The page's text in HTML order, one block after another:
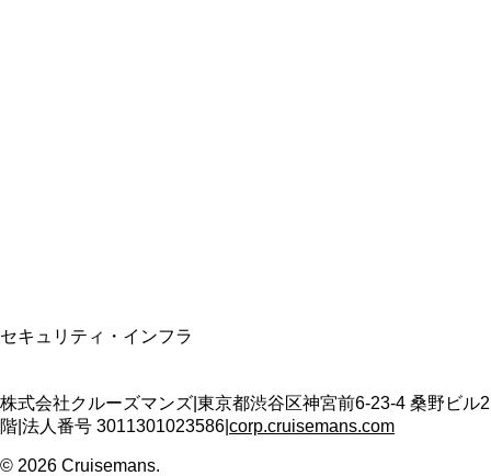
セキュリティ・インフラ
株式会社クルーズマンズ 東京都渋谷区神宮前6-23-4 桑野ビル2
階 法人番号 3011301023586 corp.cruisemans.com
© 2026 Cruisemans.